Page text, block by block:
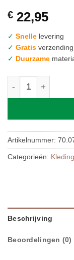
€ 22,95
✓ Snelle levering
✓ Gratis
✓ Duurzame
Mushie |
Artikelnummer:
Categorieën: Kleding
Beschrijving
Beoordelingen (0)